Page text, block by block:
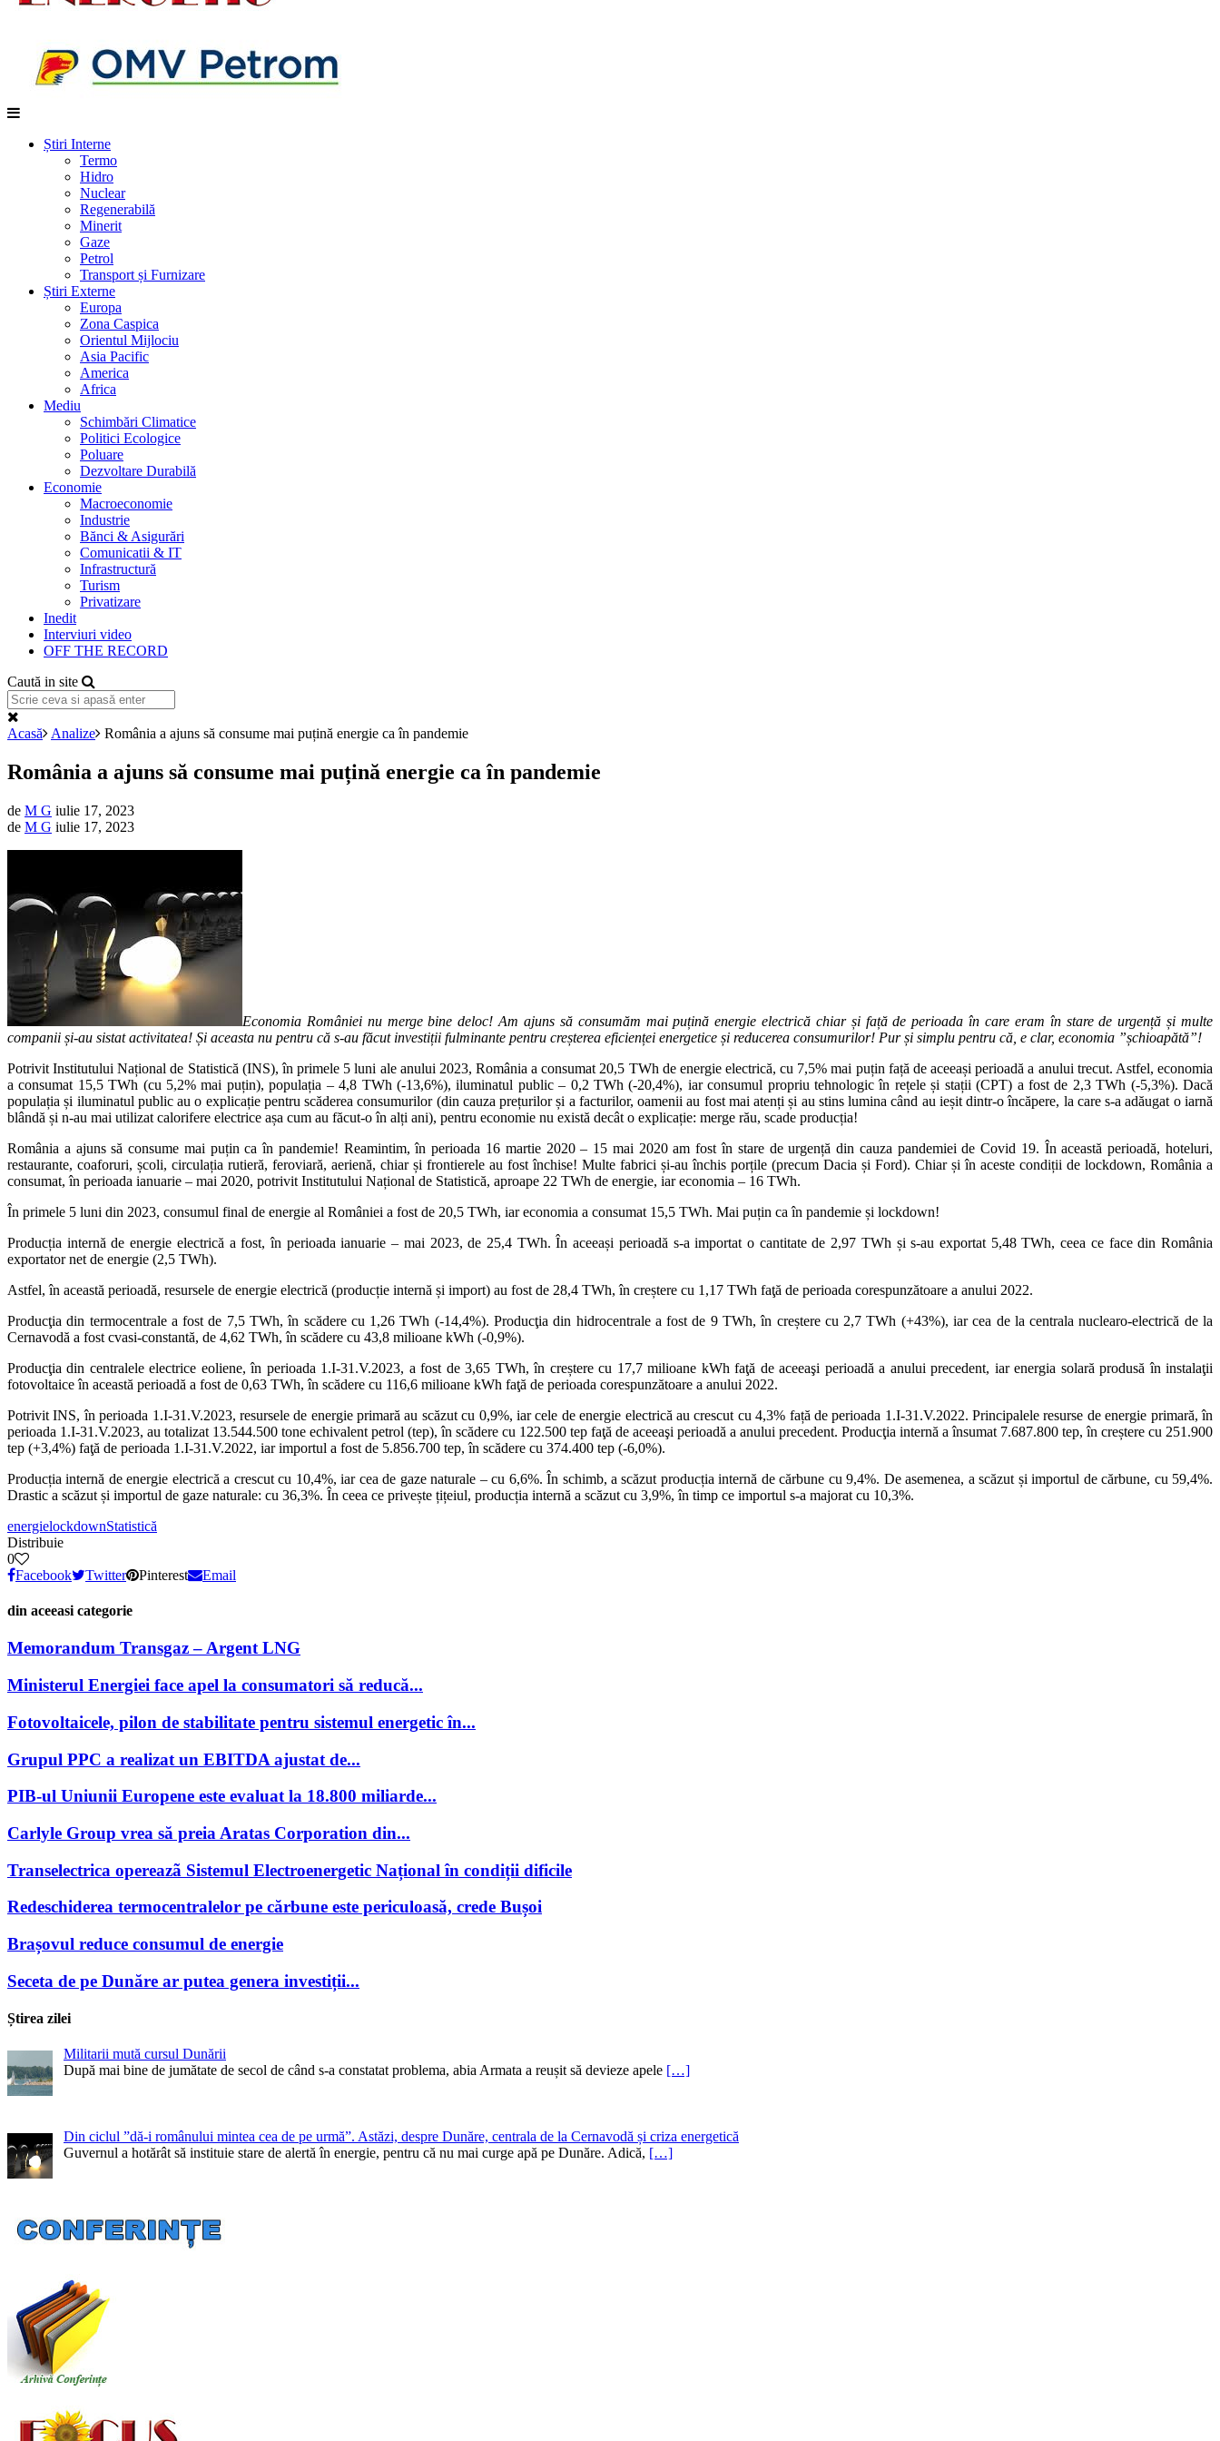
Știri Interne
Termo
Hidro
Nuclear
Regenerabilă
Minerit
Gaze
Petrol
Transport și Furnizare
Știri Externe
Europa
Zona Caspica
Orientul Mijlociu
Asia Pacific
America
Africa
Mediu
Schimbări Climatice
Politici Ecologice
Poluare
Dezvoltare Durabilă
Economie
Macroeconomie
Industrie
Bănci & Asigurări
Comunicatii & IT
Infrastructură
Turism
Privatizare
Inedit
Interviuri video
OFF THE RECORD
Caută in site
Acasă Analize România a ajuns să consume mai puțină energie ca în pandemie
România a ajuns să consume mai puțină energie ca în pandemie
de M G iulie 17, 2023
de M G iulie 17, 2023
Economia României nu merge bine deloc! Am ajuns să consumăm mai puțină energie electrică chiar și față de perioada în care eram în stare de urgență și multe
companii și-au sistat activitatea! Și aceasta nu pentru că s-au făcut investiții fulminante pentru creșterea eficienței energetice și reducerea consumurilor! Pur și simplu pentru că, e clar, economia ”șchioapătă”!
Potrivit Institutului Național de Statistică (INS), în primele 5 luni ale anului 2023, România a consumat 20,5 TWh de energie electrică, cu 7,5% mai puțin față de aceeași perioadă a anului trecut. Astfel, economia
a consumat 15,5 TWh (cu 5,2% mai puțin), populația – 4,8 TWh (-13,6%), iluminatul public – 0,2 TWh (-20,4%), iar consumul propriu tehnologic în rețele și stații (CPT) a fost de 2,3 TWh (-5,3%). Dacă
populația și iluminatul public au o explicație pentru scăderea consumurilor (din cauza prețurilor și a facturilor, oamenii au fost mai atenți și au stins lumina când au ieșit dintr-o încăpere, la care s-a adăugat o iarnă
blândă și n-au mai utilizat calorifere electrice așa cum au făcut-o în alți ani), pentru economie nu există decât o explicație: merge rău, scade producția!
România a ajuns să consume mai puțin ca în pandemie! Reamintim, în perioada 16 martie 2020 – 15 mai 2020 am fost în stare de urgență din cauza pandemiei de Covid 19. În această perioadă, hoteluri,
restaurante, coaforuri, școli, circulația rutieră, feroviară, aerienă, chiar și frontierele au fost închise! Multe fabrici și-au închis porțile (precum Dacia și Ford). Chiar și în aceste condiții de lockdown, România a
consumat, în perioada ianuarie – mai 2020, potrivit Institutului Național de Statistică, aproape 22 TWh de energie, iar economia – 16 TWh.
În primele 5 luni din 2023, consumul final de energie al României a fost de 20,5 TWh, iar economia a consumat 15,5 TWh. Mai puțin ca în pandemie și lockdown!
Producția internă de energie electrică a fost, în perioada ianuarie – mai 2023, de 25,4 TWh. În aceeași perioadă s-a importat o cantitate de 2,97 TWh și s-au exportat 5,48 TWh, ceea ce face din România
exportator net de energie (2,5 TWh).
Astfel, în această perioadă, resursele de energie electrică (producție internă și import) au fost de 28,4 TWh, în creștere cu 1,17 TWh faţă de perioada corespunzătoare a anului 2022.
Producţia din termocentrale a fost de 7,5 TWh, în scădere cu 1,26 TWh (-14,4%). Producţia din hidrocentrale a fost de 9 TWh, în creștere cu 2,7 TWh (+43%), iar cea de la centrala nuclearo-electrică de la
Cernavodă a fost cvasi-constantă, de 4,62 TWh, în scădere cu 43,8 milioane kWh (-0,9%).
Producţia din centralele electrice eoliene, în perioada 1.I-31.V.2023, a fost de 3,65 TWh, în creștere cu 17,7 milioane kWh faţă de aceeaşi perioadă a anului precedent, iar energia solară produsă în instalaţii
fotovoltaice în această perioadă a fost de 0,63 TWh, în scădere cu 116,6 milioane kWh faţă de perioada corespunzătoare a anului 2022.
Potrivit INS, în perioada 1.I-31.V.2023, resursele de energie primară au scăzut cu 0,9%, iar cele de energie electrică au crescut cu 4,3% față de perioada 1.I-31.V.2022. Principalele resurse de energie primară, în
perioada 1.I-31.V.2023, au totalizat 13.544.500 tone echivalent petrol (tep), în scădere cu 122.500 tep faţă de aceeaşi perioadă a anului precedent. Producţia internă a însumat 7.687.800 tep, în creștere cu 251.900
tep (+3,4%) faţă de perioada 1.I-31.V.2022, iar importul a fost de 5.856.700 tep, în scădere cu 374.400 tep (-6,0%).
Producția internă de energie electrică a crescut cu 10,4%, iar cea de gaze naturale – cu 6,6%. În schimb, a scăzut producția internă de cărbune cu 9,4%. De asemenea, a scăzut și importul de cărbune, cu 59,4%.
Drastic a scăzut și importul de gaze naturale: cu 36,3%. În ceea ce privește țițeiul, producția internă a scăzut cu 3,9%, în timp ce importul s-a majorat cu 10,3%.
energielockdownStatistică
Distribuie
0
Facebook
Twitter Pinterest Email
din aceeasi categorie
Memorandum Transgaz – Argent LNG
Ministerul Energiei face apel la consumatori să reducă...
Fotovoltaicele, pilon de stabilitate pentru sistemul energetic în...
Grupul PPC a realizat un EBITDA ajustat de...
PIB-ul Uniunii Europene este evaluat la 18.800 miliarde...
Carlyle Group vrea să preia Aratas Corporation din...
Transelectrica opereazã Sistemul Electroenergetic Național în condiții dificile
Redeschiderea termocentralelor pe cărbune este periculoasă, crede Bușoi
Brașovul reduce consumul de energie
Seceta de pe Dunăre ar putea genera investiții...
Știrea zilei
Militarii mută cursul Dunării
După mai bine de jumătate de secol de când s-a constatat problema, abia Armata a reușit să devieze apele […]
Din ciclul ”dă-i românului mintea cea de pe urmă”. Astăzi, despre Dunăre, centrala de la Cernavodă și criza energetică
Guvernul a hotărât să instituie stare de alertă în energie, pentru că nu mai curge apă pe Dunăre. Adică, […]